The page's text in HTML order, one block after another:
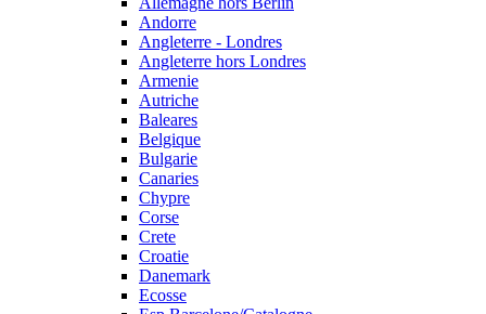
Andorre
Angleterre - Londres
Angleterre hors Londres
Armenie
Autriche
Baleares
Belgique
Bulgarie
Canaries
Chypre
Corse
Crete
Croatie
Danemark
Ecosse